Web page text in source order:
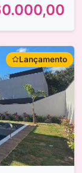
Lançamento